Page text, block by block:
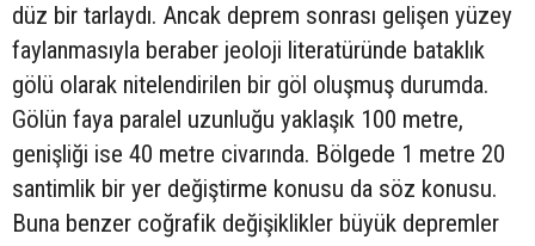
düz bir tarlaydı. Ancak deprem sonrası gelişen yüzey
faylanmasıyla beraber jeoloji literatüründe bataklık
gölü olarak nitelendirilen bir göl oluşmuş durumda.
Gölün faya paralel uzunluğu yaklaşık 100 metre,
genişliği ise 40 metre civarında. Bölgede 1 metre 20
santimlik bir yer değiştirme konusu da söz konusu.
Buna benzer coğrafik değişiklikler büyük depremler